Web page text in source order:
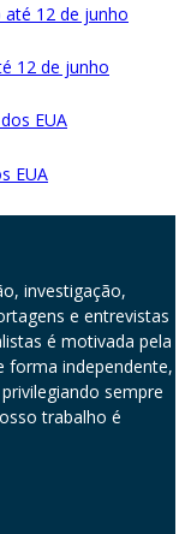
12 de junho
EUA
investigação,
e entrevistas
é motivada pela
forma independente,
sempre
trabalho é